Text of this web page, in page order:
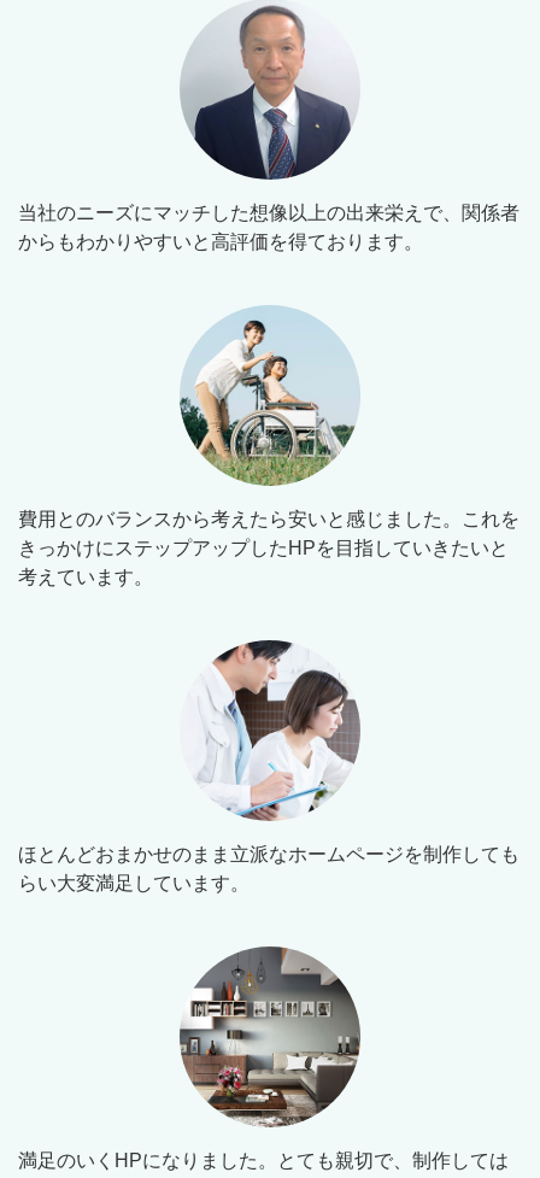
当社のニーズにマッチした想像以上の出来栄えで、関係者
からもわかりやすいと高評価を得ております。
費用とのバランスから考えたら安いと感じました。これを
きっかけにステップアップしたHPを目指していきたいと
考えています。
ほとんどおまかせのまま立派なホームページを制作しても
らい大変満足しています。
満足のいくHPになりました。とても親切で、制作しては